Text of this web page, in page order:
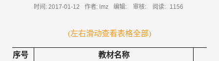
时间: 2017-01-12 作者: lmz 编辑: 审核: 阅读: 1156
(左右滑动查看表格全部)
序号 教材名称